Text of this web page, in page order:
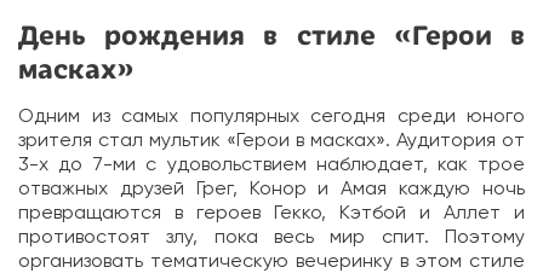
День рождения в стиле «Герои в
масках»
Одним из самых популярных сегодня среди юного
зрителя стал мультик « Герои в масках». Аудитория от
3-х до 7-ми с удовольствием наблюдает, как трое
отважных друзей Грег, Конор и Амая каждую ночь
превращаются в героев Гекко,
Кэтбой и Аллет и
противостоят злу, пока весь мир спит. Поэтому
организовать тематическую вечеринку в этом стиле